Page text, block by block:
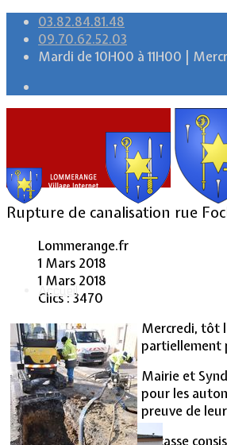
03.82.84.81.48
09.70.62.52.03
Mardi de 10H00 à 11H00 |
Accueil
Vie Municipale
Rupture de canalisation rue
Lommerange.fr
1 Mars 2018
1 Mars 2018
Clics : 3470
Mercredi, tôt
partiellement
Mairie et
pour les
preuve de
La casse